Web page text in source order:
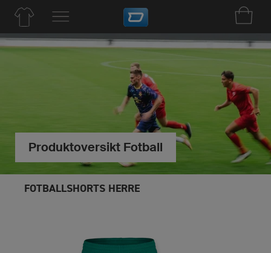
Produktoversikt Fotball
FOTBALLSHORTS HERRE